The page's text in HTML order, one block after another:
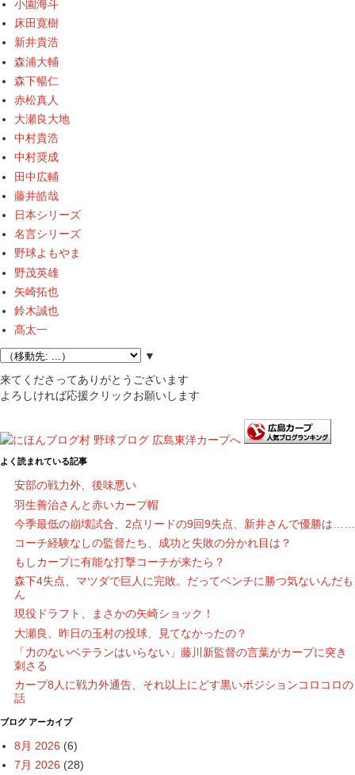
小園海斗
床田寛樹
新井貴浩
森浦大輔
森下暢仁
赤松真人
大瀬良大地
中村貴浩
中村奨成
田中広輔
藤井皓哉
日本シリーズ
名言シリーズ
野球よもやま
野茂英雄
矢崎拓也
鈴木誠也
髙太一
▼
来てくださってありがとうございます
よろしければ応援クリックお願いします
よく読まれている記事
安部の戦力外、後味悪い
羽生善治さんと赤いカープ帽
今季最低の崩壊試合、2点リードの9回9失点、新井さんで優勝は……
コーチ経験なしの監督たち、成功と失敗の分かれ目は？
もしカープに有能な打撃コーチが来たら？
森下4失点、マツダで巨人に完敗。だってベンチに勝つ気ないんだも
ん
現役ドラフト、まさかの矢崎ショック！
大瀬良、昨日の玉村の投球、見てなかったの？
「力のないベテランはいらない」藤川新監督の言葉がカープに突き
刺さる
カープ8人に戦力外通告、それ以上にどす黒いポジションコロコロの
話
ブログ アーカイブ
8月 2026 (6)
7月 2026 (28)